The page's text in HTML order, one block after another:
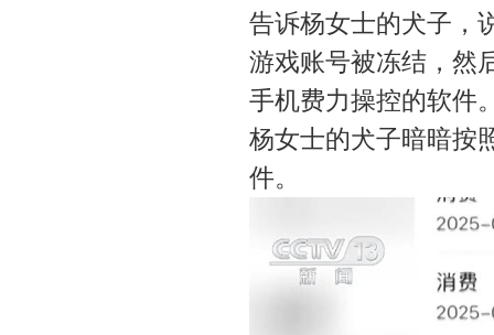
告诉杨女士的犬子，
游戏账号被冻结，然
手机费力操控的软件
杨女士的犬子暗暗按
件。